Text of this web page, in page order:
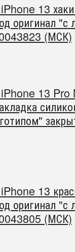
13
оригинал "с
(МСК)
13 Pro
13
оригинал "с
(МСК)